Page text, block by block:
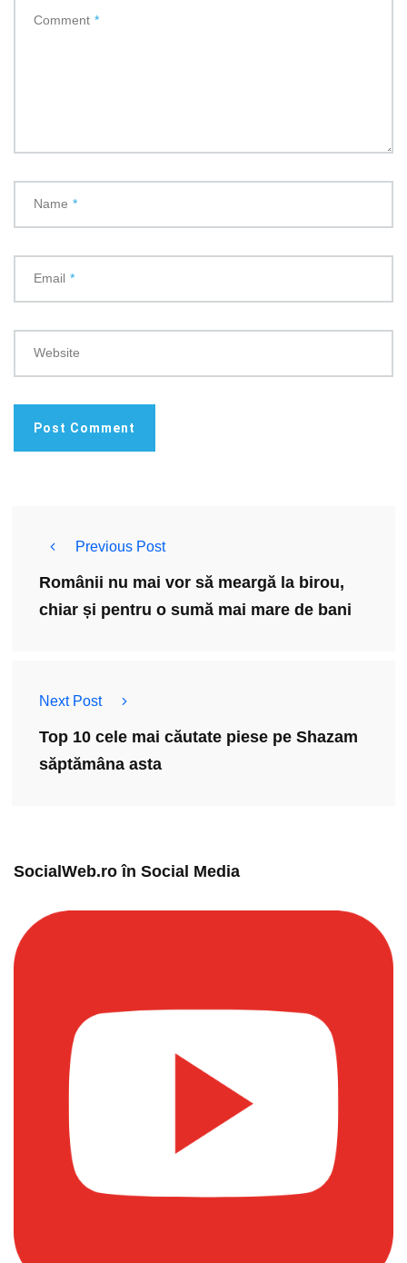
Comment *
Name *
Email *
Website
Previous Post
Românii nu mai vor să meargă la birou,
chiar și pentru o sumă mai mare de bani
Next Post
Top 10 cele mai căutate piese pe Shazam
săptămâna asta
SocialWeb.ro în Social Media​